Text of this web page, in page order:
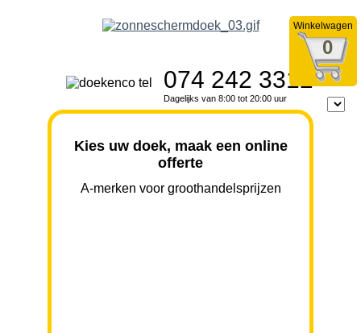
Winkelwagen
0
074 242 3312
Dagelijks van 8:00 tot 20:00 uur
Kies uw doek, maak een online
offerte
A-merken voor groothandelsprijzen